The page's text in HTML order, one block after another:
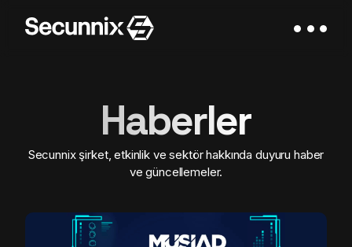
Haberler
Secunnix şirket, etkinlik ve sektör hakkında duyuru haber
ve güncellemeler.